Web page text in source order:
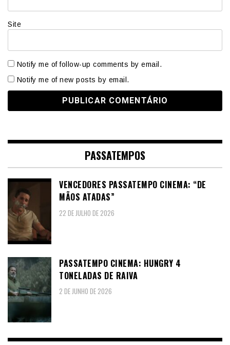
Site
Notify me of follow-up comments by email.
Notify me of new posts by email.
PASSATEMPOS
VENCEDORES PASSATEMPO CINEMA: “DE
MÃOS ATADAS”
22 DE JULHO DE 2026
PASSATEMPO CINEMA: HUNGRY 4
TONELADAS DE RAIVA
2 DE JUNHO DE 2026